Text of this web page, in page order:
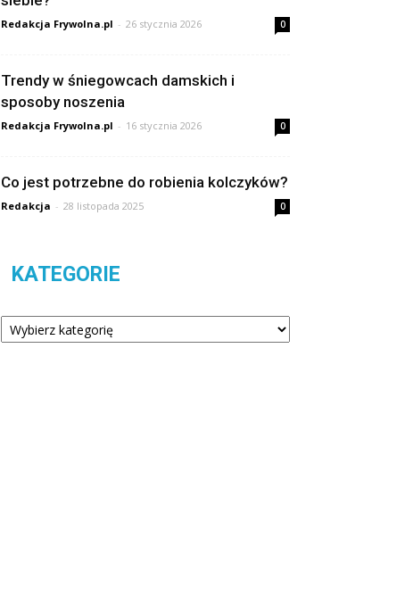
Redakcja Frywolna.pl - 26 stycznia 2026 0
Trendy w śniegowcach damskich i
sposoby noszenia
Redakcja Frywolna.pl - 16 stycznia 2026 0
Co jest potrzebne do robienia kolczyków?
Redakcja - 28 listopada 2025 0
KATEGORIE
Kategorie